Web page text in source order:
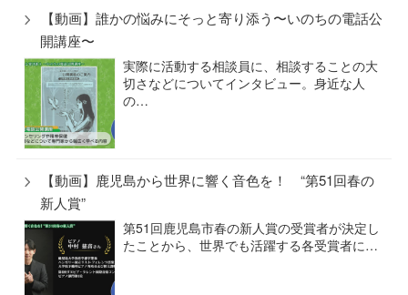
【動画】誰かの悩みにそっと寄り添う〜いのちの電話公
開講座〜
実際に活動する相談員に、相談することの大
切さなどについてインタビュー。身近な人
の…
【動画】鹿児島から世界に響く音色を！ “第51回春の
新人賞”
第51回鹿児島市春の新人賞の受賞者が決定し
たことから、世界でも活躍する各受賞者に…